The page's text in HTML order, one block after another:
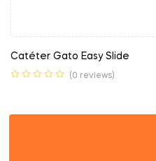
Catéter Gato Easy Slide
(0 reviews)